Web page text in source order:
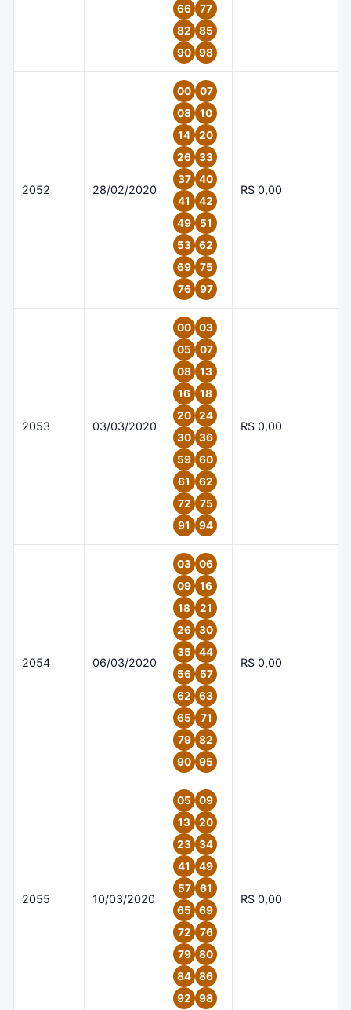
66
77
82
85
90
98
2052 28/02/2020
00
07
08
10
14
20
26
33
37
40
41
42
49
51
53
62
69
75
76
97
R$ 0,00
2053 03/03/2020
00
03
05
07
08
13
16
18
20
24
30
36
59
60
61
62
72
75
91
94
R$ 0,00
2054 06/03/2020
03
06
09
16
18
21
26
30
35
44
56
57
62
63
65
71
79
82
90
95
R$ 0,00
2055 10/03/2020
05
09
13
20
23
34
41
49
57
61
65
69
72
76
79
80
84
86
92
98
R$ 0,00